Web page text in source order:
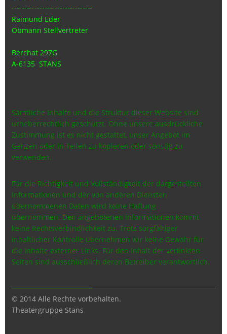
--------------------------------
Raimund Eder
Obmann Stellvertreter
Berchat 297G
A-6135 STANS
Sämtliche Inhalte und die Struktur dieser Website sind
urheberrechtlich geschützt. Ohne unsere ausdrückliche
Zustimmung ist es nicht gestattet, unser Angebot im
Ganzen oder in Teilen zu kopieren oder sonstig zu
verwenden.
Für die Richtigkeit und Vollständigkeit der dargestellten
Informationen und der von anderen Diensten
übernommenen Daten wird keine Haftung
übernommen. Den angebotenen Informationen kommt
keine Rechtsverbindlichkeit zu. Trotz sorgfältiger
inhaltlicher Kontrolle übernehmen wir keine Gewähr für
die Inhalte externer Links. Für den Inhalt der verlinkten
Seiten sind ausschließlich deren Betreiber verantwortlich.
© 2014 Alle Rechte vorbehalten.
Theatergruppe Stans